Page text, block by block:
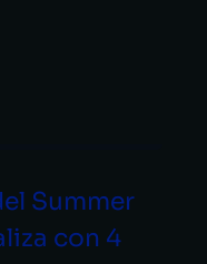
Summer
con 4